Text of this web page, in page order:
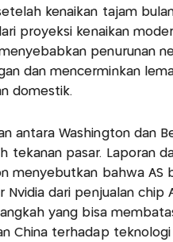
kenaikan tajam
proyeksi kenaikan
penurunan
dan mencerminkan
domestik.
antara Washington dan
tekanan pasar. Laporan
menyebutkan bahwa AS
Nvidia dari penjualan chip
yang bisa
China terhadap teknologi